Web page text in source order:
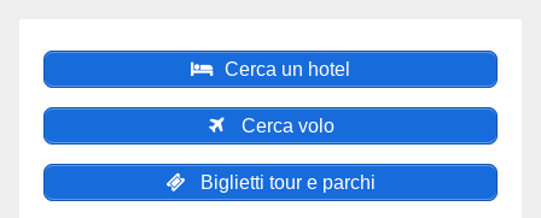
Cerca un hotel
Cerca volo
Biglietti tour e parchi